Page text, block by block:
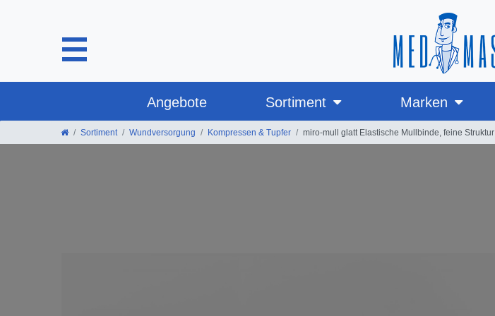
Angebote Sortiment Marken
Sortiment Wundversorgung Kompressen & Tupfer miro-mull glatt Elastische Mullbinde, feine Struktur